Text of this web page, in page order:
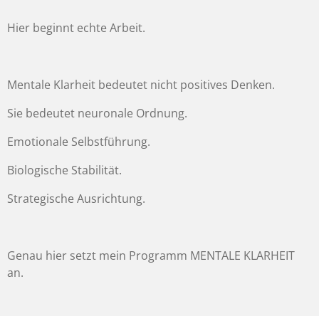
Hier beginnt echte Arbeit.
Mentale Klarheit bedeutet nicht positives Denken.
Sie bedeutet neuronale Ordnung.
Emotionale Selbstführung.
Biologische Stabilität.
Strategische Ausrichtung.
Genau hier setzt mein Programm MENTALE KLARHEIT
an.